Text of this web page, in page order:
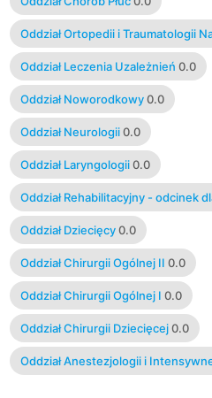
Oddział Ortopedii i Traumatologii
Oddział Leczenia Uzależnień 0.0
Oddział Noworodkowy 0.0
Oddział Neurologii 0.0
Oddział Laryngologii 0.0
Oddział Rehabilitacyjny - odcinek
dzieci0.0
Oddział Dziecięcy 0.0
Oddział Chirurgii Ogólnej II 0.0
Oddział Chirurgii Ogólnej I 0.0
Oddział Chirurgii Dziecięcej 0.0
Oddział Anestezjologii i